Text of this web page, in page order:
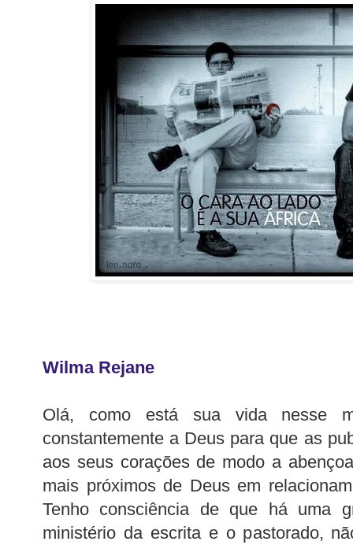
Wilma Rejane
Olá, como está sua vida nesse
constantemente a Deus para que as
aos seus corações de modo a
mais próximos de Deus em
Tenho consciência de que há uma
ministério da escrita e o pastorado,